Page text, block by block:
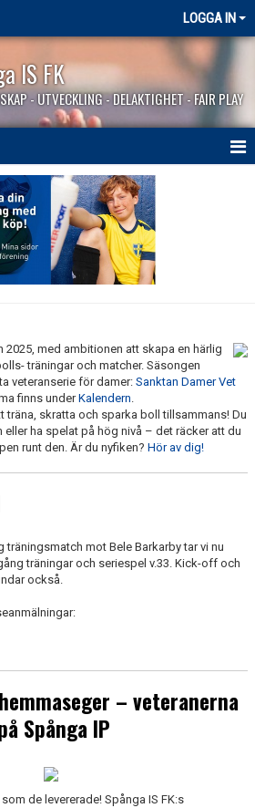
LOGGA IN
IS FK
- UTVECKLING - DELAKTIGHET - FAIR PLAY
2025, med ambitionen att skapa en härlig
träningar och matcher. Säsongen
veteranserie för damer: Sanktan Damer Vet
finns underKalendern.
träna, skratta och sparka boll tillsammans! Du
ha spelat på hög nivå – det räcker att du
runt den. Är du nyfiken? Hör av dig!
träningsmatch mot Bele Barkarby tar vi nu
träningar och seriespel v.33. Kick-off och
också.
– veteranerna
Spånga IP
de levererade! Spånga IS FK:s